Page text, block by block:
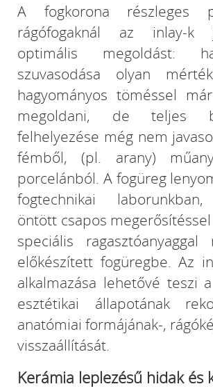
A fogkorona részleges
rágófogaknál az inlay-k
optimális
szuvasodása olyan
hagyományos töméssel
megoldani, de teljes
felhelyezése még nem
fémből, (pl. arany)
porcelánból. A fogüreg
fogtechnikai
öntött csapos
speciális
előkészített fogüregbe. Az
alkalmazása lehetővé teszi
esztétikai állapotának
anatómiai formájának-,
visszaállítását.
Kerámia leplezésű hidak és